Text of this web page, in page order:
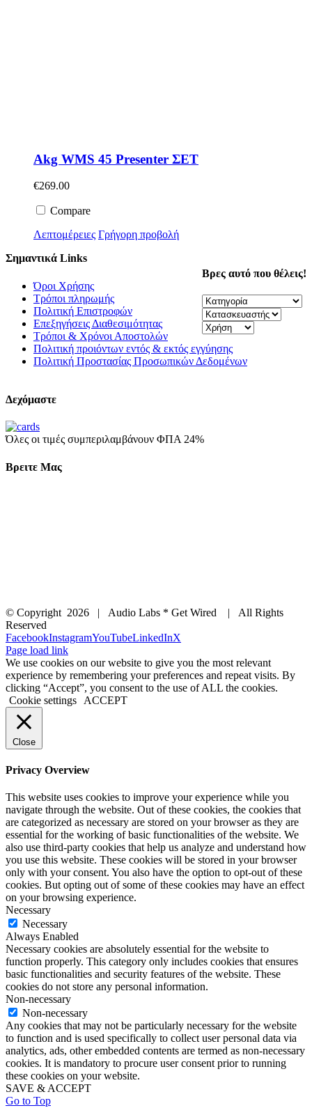
Akg WMS 45 Presenter ΣΕΤ
€269.00
Compare
Λεπτομέρειες Γρήγορη προβολή
Βρες αυτό που θέλεις!
Σημαντικά Links
Όροι Χρήσης
Τρόποι πληρωμής
Πολιτική Επιστροφών
Επεξηγήσεις Διαθεσιμότητας
Τρόποι & Χρόνοι Αποστολών
Πολιτική προιόντων εντός & εκτός εγγύησης
Πολιτική Προστασίας Προσωπικών Δεδομένων
Δεχόμαστε
Όλες οι τιμές συμπεριλαμβάνουν ΦΠΑ 24%
Βρειτε Μας
© Copyright 2026 | Audio Labs * Get Wired | All Rights
Reserved
FacebookInstagramYouTubeLinkedInX
Page load link
We use cookies on our website to give you the most relevant
experience by remembering your preferences and repeat visits. By
clicking “Accept”, you consent to the use of ALL the cookies.
Cookie settings
ACCEPT
Close
Privacy Overview
This website uses cookies to improve your experience while you
navigate through the website. Out of these cookies, the cookies that
are categorized as necessary are stored on your browser as they are
essential for the working of basic functionalities of the website. We
also use third-party cookies that help us analyze and understand how
you use this website. These cookies will be stored in your browser
only with your consent. You also have the option to opt-out of these
cookies. But opting out of some of these cookies may have an effect
on your browsing experience.
Necessary
Necessary
Always Enabled
Necessary cookies are absolutely essential for the website to
function properly. This category only includes cookies that ensures
basic functionalities and security features of the website. These
cookies do not store any personal information.
Non-necessary
Non-necessary
Any cookies that may not be particularly necessary for the website
to function and is used specifically to collect user personal data via
analytics, ads, other embedded contents are termed as non-necessary
cookies. It is mandatory to procure user consent prior to running
these cookies on your website.
SAVE & ACCEPT
Go to Top